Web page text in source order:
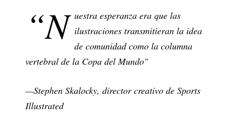
“N uestra esperanza era que las
ilustraciones transmitieran la idea
de comunidad como la columna
vertebral de la Copa del Mundo"
—Stephen Skalocky, director creativo de Sports
Illustrated